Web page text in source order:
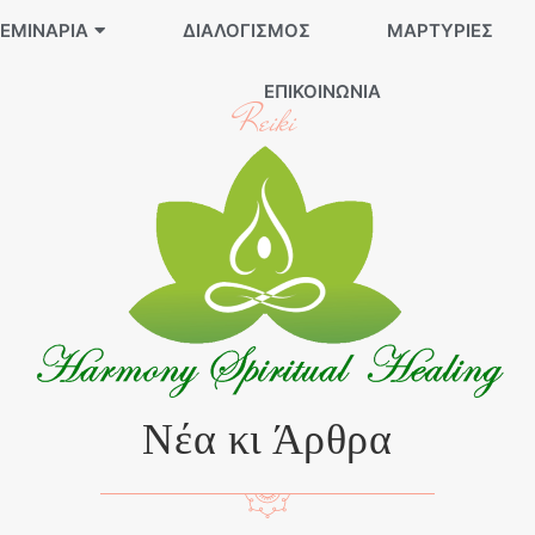
ΔΙΑΛΟΓΙΣΜΌΣ ΜΑΡΤΥΡΊΕΣ
ΕΠΙΚΟΙΝΩΝΊΑ
Reiki
Νέα κι Άρθρα